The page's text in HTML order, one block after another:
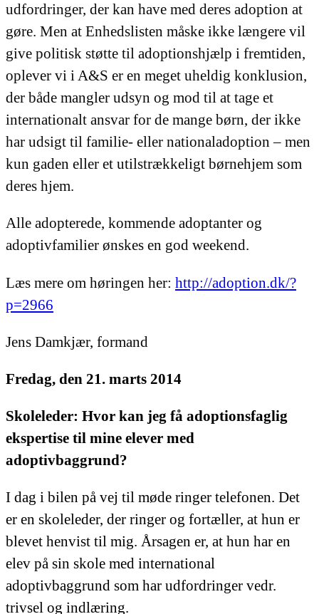
udfordringer, der kan have med deres adoption at
gøre. Men at Enhedslisten måske ikke længere vil
give politisk støtte til adoptionshjælp i fremtiden,
oplever vi i A&S er en meget uheldig konklusion,
der både mangler udsyn og mod til at tage et
internationalt ansvar for de mange børn, der ikke
har udsigt til familie- eller nationaladoption – men
kun gaden eller et utilstrækkeligt børnehjem som
deres hjem.
Alle adopterede, kommende adoptanter og
adoptivfamilier ønskes en god weekend.
Læs mere om høringen her: http://adoption.dk/?
p=2966
Jens Damkjær, formand
Fredag, den 21. marts 2014
Skoleleder: Hvor kan jeg få adoptionsfaglig
ekspertise til mine elever med
adoptivbaggrund?
I dag i bilen på vej til møde ringer telefonen. Det
er en skoleleder, der ringer og fortæller, at hun er
blevet henvist til mig. Årsagen er, at hun har en
elev på sin skole med international
adoptivbaggrund som har udfordringer vedr.
trivsel og indlæring.